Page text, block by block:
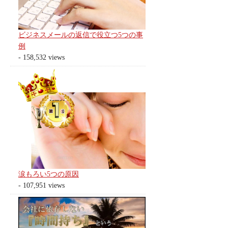
ビジネスメールの返信で役立つ5つの事
例
- 158,532 views
涙もろい5つの原因
- 107,951 views